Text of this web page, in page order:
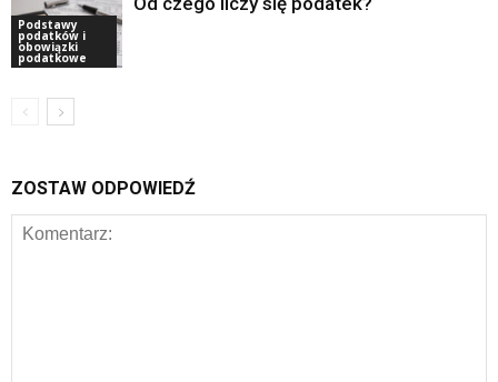
Podstawy
podatków i
obowiązki
podatkowe
ZOSTAW ODPOWIEDŹ